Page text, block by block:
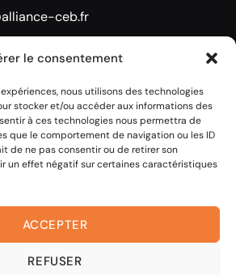
le consentement
nous utilisons des technologies
stocker et/ou accéder aux informations des
à ces technologies nous permettra de
que le comportement de navigation ou les ID
de ne pas consentir ou de retirer son
un effet négatif sur certaines caractéristiques
ACCEPTER
REFUSER
ceb.fr
24100 BERGERAC